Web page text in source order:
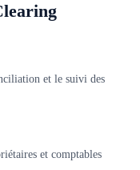
et le suivi des
et comptables